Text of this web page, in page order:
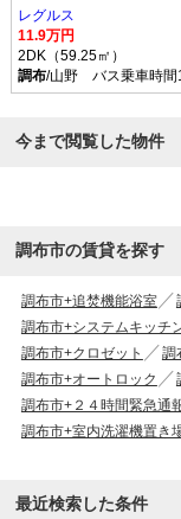
レグルス
11.9万円
2DK（59.25㎡）
調布/山野 バス乗車時
今まで閲覧した物件
調布市の賃貸を探す
調布市+追焚機能浴室
調布市+システムキッチ
調布市+クロゼット
調
調布市+オートロック
調布市+２４時間緊急通
調布市+室内洗濯機置き
最近検索した条件